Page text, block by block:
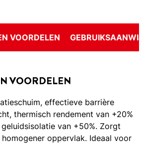
VOORDELEN
VOORDELEN
effectieve barrière
thermisch rendement van +20%
van +50%. Zorgt
oppervlak. Ideaal voor